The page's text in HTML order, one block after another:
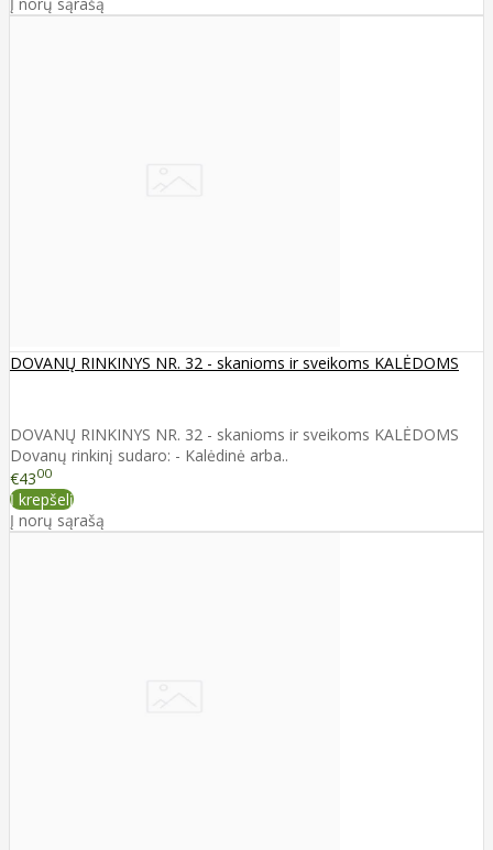
DOVANŲ RINKINYS NR. 32 - skanioms ir sveikoms KALĖDOMS
DOVANŲ RINKINYS NR. 32 - skanioms ir sveikoms KALĖDOMS
Dovanų rinkinį sudaro: - Kalėdinė arba..
€4300
Į krepšelį
Į norų sąrašą